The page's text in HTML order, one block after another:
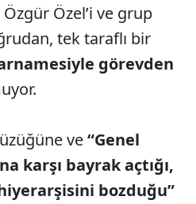
Özel’i ve grup
tek taraflı bir
görevden
ve“Genel
karşı bayrak açtığı,
bozduğu”